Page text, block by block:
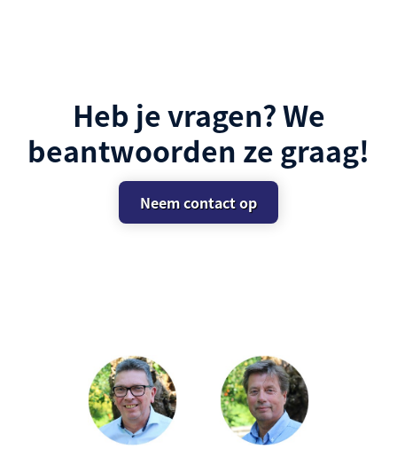
Heb je vragen? We
beantwoorden ze graag!
Neem contact op